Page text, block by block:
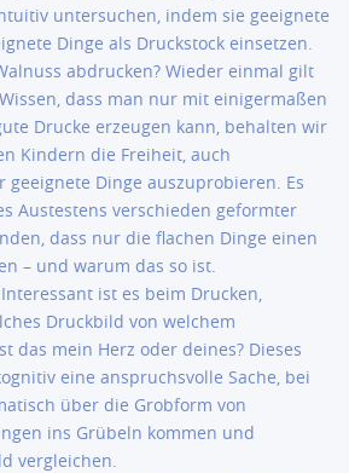
untersuchen, indem sie geeignete
Dinge als Druckstock einsetzen.
abdrucken? Wieder einmal gilt
dass man nur mit einigermaßen
Drucke erzeugen kann, behalten wir
Kindern die Freiheit, auch
Dinge auszuprobieren. Es
Austestens verschieden geformter
dass nur die flachen Dinge einen
– und warum das so ist.
ist es beim Drucken,
Druckbild von welchem
das mein Herz oder deines? Dieses
eine anspruchsvolle Sache, bei
über die Grobform von
ins Grübeln kommen und
vergleichen.